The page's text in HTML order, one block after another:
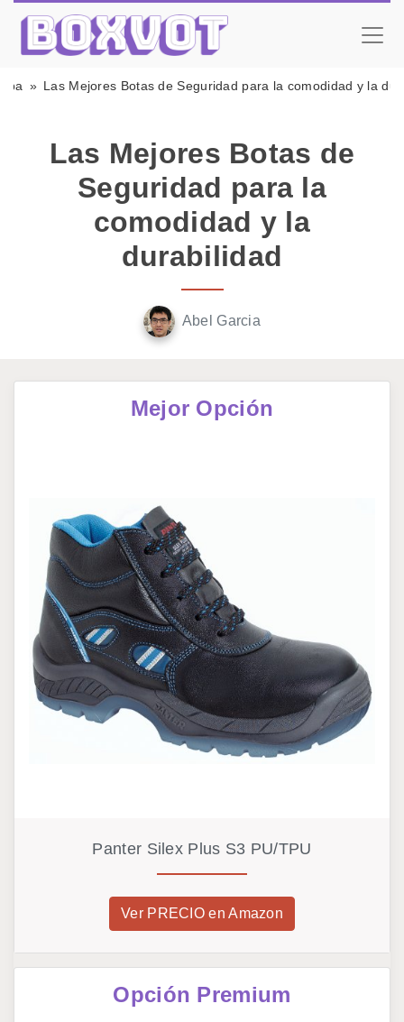
Las Mejores Botas de Seguridad para la comodidad y la
Las Mejores Botas de
Seguridad para la
comodidad y la
durabilidad
Abel Garcia
Mejor Opción
Panter Silex Plus S3 PU/TPU
Ver PRECIO en Amazon
Opción Premium